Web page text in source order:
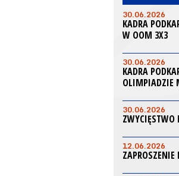
30.06.2026
KADRA
W OOM 3X3
30.06.2026
KADRA
OLIMPIADZIE
30.06.2026
ZWYCIĘSTWO
12.06.2026
ZAPROSZENIE